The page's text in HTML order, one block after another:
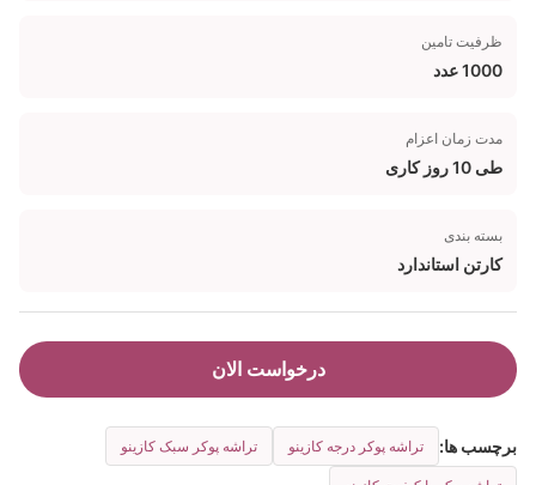
ظرفیت تامین
1000 عدد
مدت زمان اعزام
طی 10 روز کاری
بسته بندی
کارتن استاندارد
درخواست الان
برچسب ها: تراشه پوکر درجه کازینو تراشه پوکر سبک کازینو